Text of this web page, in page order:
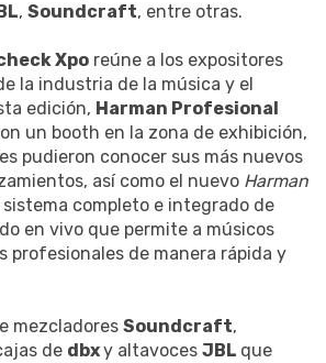
, Soundcraft, entre otras.
Xpo reúne a los expositores
la industria de la música y el
edición, Harman Profesional
un booth en la zona de exhibición,
pudieron conocer sus más nuevos
así como el nuevo Harman
sistema completo e integrado de
en vivo que permite a músicos
profesionales de manera rápida y
mezcladores Soundcraft,
de dbxy altavoces JBL que